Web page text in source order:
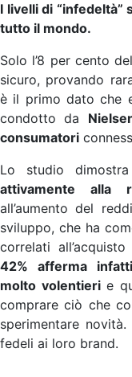
I livelli di
tutto il mondo.
Solo l’8 per cento
sicuro, provando
è il primo dato che
condotto da
consumatori
Lo studio
attivamente alla
all’aumento del
sviluppo, che ha
correlati
42% afferma
molto volentierie
comprare ciò che
sperimentare novità.
fedeli ai loro brand.